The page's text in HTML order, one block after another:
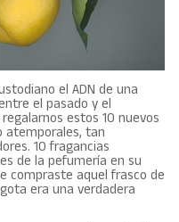
el ADN de una
el pasado y el
estos 10 nuevos
atemporales, tan
10 fragancias
de la pefumería en su
compraste aquel frasco de
era una verdadera